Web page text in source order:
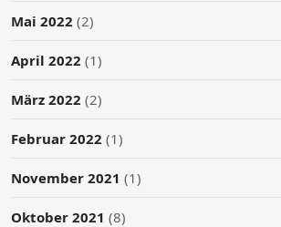
Mai 2022 (2)
April 2022 (1)
März 2022 (2)
Februar 2022 (1)
November 2021 (1)
Oktober 2021 (8)